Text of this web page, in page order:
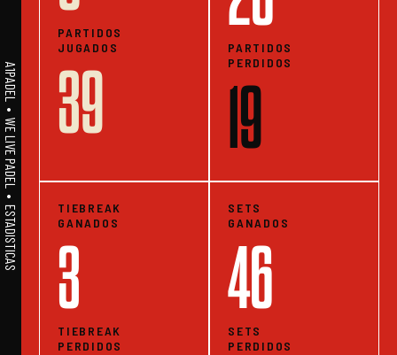
A1PADEL • WE LIVE PADEL • ESTADISTICAS
PARTIDOS
JUGADOS
39
PARTIDOS
PERDIDOS
19
TIEBREAK
GANADOS
3
TIEBREAK
PERDIDOS
SETS
GANADOS
46
SETS
PERDIDOS